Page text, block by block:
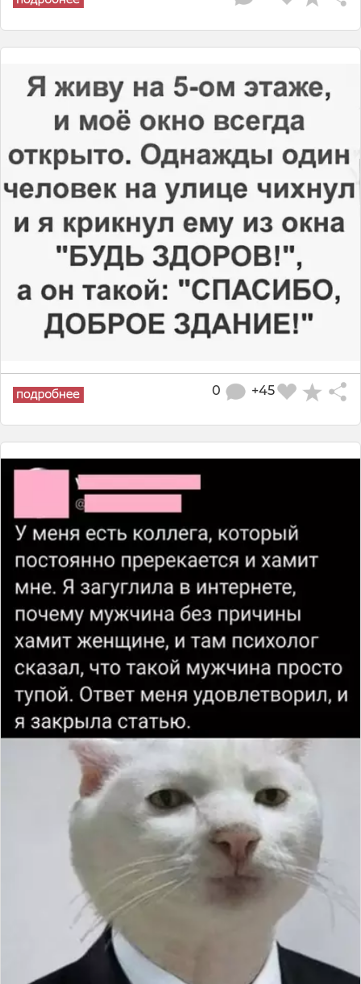
+45
0